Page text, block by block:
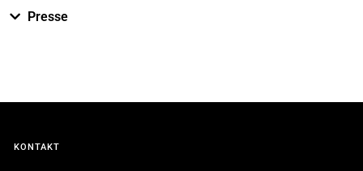
Presse
KONTAKT